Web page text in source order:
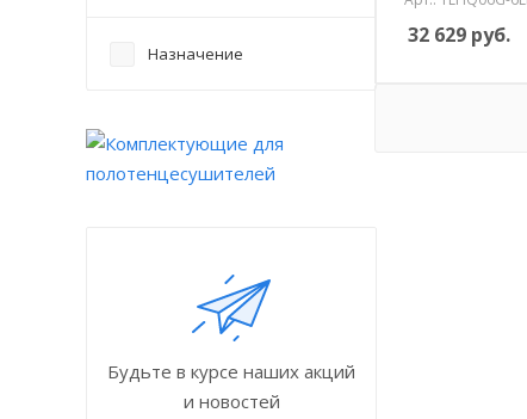
32 629 руб.
Назначение
Будьте в курсе наших акций
и новостей